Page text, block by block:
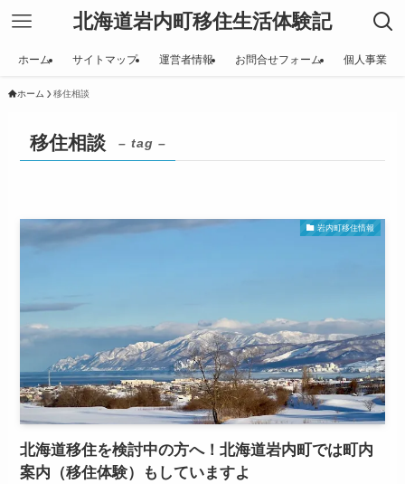
北海道岩内町移住生活体験記
ホーム サイトマップ 運営者情報 お問合せフォーム 個人事業
ホーム 移住相談
移住相談 – tag –
岩内町移住情報
北海道移住を検討中の方へ！北海道岩内町では町内
案内（移住体験）もしていますよ